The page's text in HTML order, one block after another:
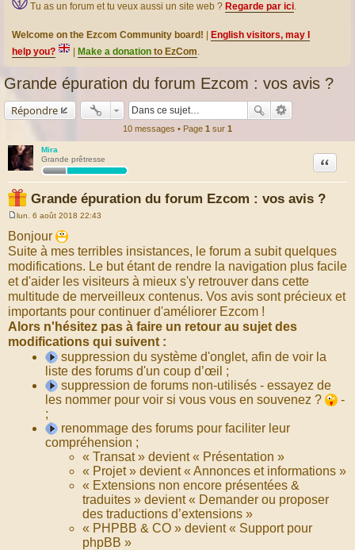
Tu as un forum et tu veux aussi un site web ? Regarde par ici.
Welcome on the Ezcom Community board!
English visitors, may I
help you?
Make a donation to EzCom.
Grande épuration du forum Ezcom : vos avis ?
Répondre
10 messages • Page 1 sur 1
Mira
Grande prêtresse
Grande épuration du forum Ezcom : vos avis ?
Citation
e
s
s
g
e
lun. 6 août 2018 22:43
Bonjour
Suite à mes terribles insistances, le forum a subit quelques
modifications. Le but étant de rendre la navigation plus facile
et d'aider les visiteurs à mieux s'y retrouver dans cette
multitude de merveilleux contenus. Vos avis sont précieux et
importants pour continuer d'améliorer Ezcom !
Alors n'hésitez pas à faire un retour au sujet des
modifications qui suivent :
suppression du système d'onglet, afin de voir la
liste des forums d'un coup d’œil ;
suppression de forums non-utilisés - essayez de
les nommer pour voir si vous vous en souvenez ?
-
;
renommage des forums pour faciliter leur
compréhension ;
« Transat » devient « Présentation »
« Projet » devient « Annonces et informations »
« Extensions non encore présentées &
traduites » devient « Demander ou proposer
des traductions d’extensions »
« PHPBB & CO » devient « Support pour
phpBB »